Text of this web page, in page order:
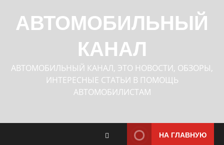
содержимому
АВТОМОБИЛЬНЫЙ
КАНАЛ
АВТОМОБИЛЬНЫЙ КАНАЛ, ЭТО НОВОСТИ, ОБЗОРЫ,
ИНТЕРЕСНЫЕ СТАТЬИ В ПОМОЩЬ
АВТОМОБИЛИСТАМ
НА ГЛАВНУЮ